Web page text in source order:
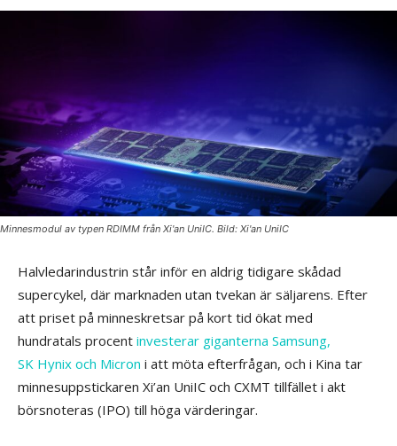
Minnesmodul av typen RDIMM från Xi'an UniIC. Bild: Xi'an UniIC
Halvledarindustrin står inför en aldrig tidigare skådad
supercykel, där marknaden utan tvekan är säljarens. Efter
att priset på minneskretsar på kort tid ökat med
hundratals procent investerar giganterna Samsung,
SK Hynix och Micron i att möta efterfrågan, och i Kina tar
minnesuppstickaren Xi’an UniIC och CXMT tillfället i akt
börsnoteras (IPO) till höga värderingar.